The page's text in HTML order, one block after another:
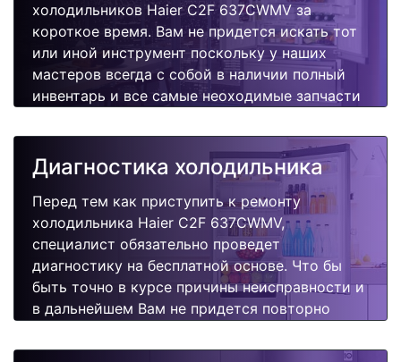
холодильников Haier C2F 637CWMV за
короткое время. Вам не придется искать тот
или иной инструмент поскольку у наших
мастеров всегда с собой в наличии полный
инвентарь и все самые неоходимые запчасти
быстро, качественно и недорого.
Диагностика холодильника
Перед тем как приступить к ремонту
холодильника Haier C2F 637CWMV,
специалист обязательно проведет
диагностику на бесплатной основе. Что бы
быть точно в курсе причины неисправности и
в дальнейшем Вам не придется повторно
поломок.